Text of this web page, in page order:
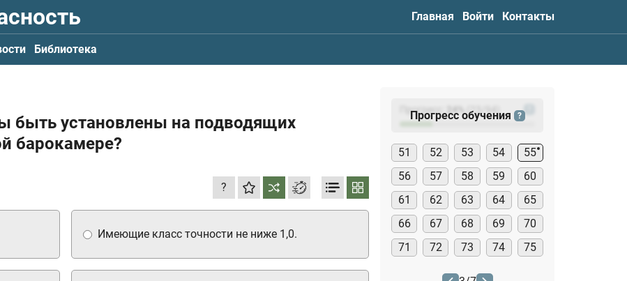
Главная Войти Контакты
Библиотека
установлены на подводящих
барокамере?
?
Имеющие класс точности не ниже 1,0.
Прогресс: (23
Прогресс обучения ?
51 52 53 54
55
56
57 58 59
60
61
62 63 64
65
66
67 68 69
70
71
72 73 74 75